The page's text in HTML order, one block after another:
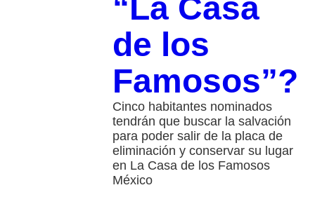
“La Casa
de los
Famosos”?
Cinco habitantes nominados
tendrán que buscar la salvación
para poder salir de la placa de
eliminación y conservar su lugar
en La Casa de los Famosos
México